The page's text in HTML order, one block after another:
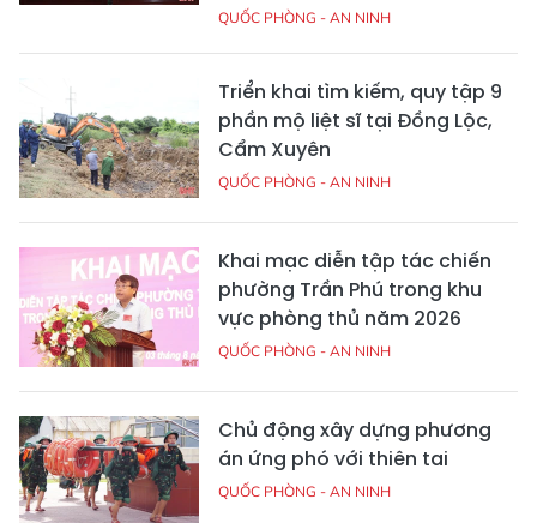
QUỐC PHÒNG - AN NINH
Triển khai tìm kiếm, quy tập 9
phần mộ liệt sĩ tại Đồng Lộc,
Cẩm Xuyên
QUỐC PHÒNG - AN NINH
Khai mạc diễn tập tác chiến
phường Trần Phú trong khu
vực phòng thủ năm 2026
QUỐC PHÒNG - AN NINH
Chủ động xây dựng phương
án ứng phó với thiên tai
QUỐC PHÒNG - AN NINH